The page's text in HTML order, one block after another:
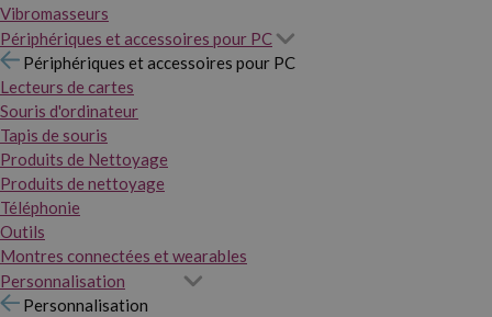
Vibromasseurs
Périphériques et accessoires pour PC
Périphériques et accessoires pour PC
Lecteurs de cartes
Souris d'ordinateur
Tapis de souris
Produits de Nettoyage
Produits de nettoyage
Téléphonie
Outils
Montres connectées et wearables
Personnalisation
Personnalisation